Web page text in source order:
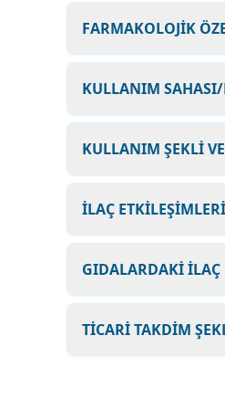
FARMAKOLOJİK
KULLANIM
KULLANIM ŞEKLİ
İLAÇ ETKİLEŞİMLERİ
GIDALARDAKİ
TİCARİ TAKDİM